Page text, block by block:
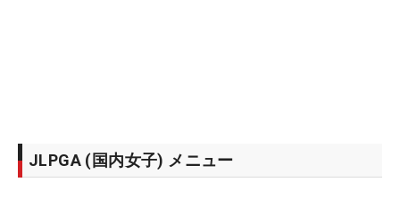
JLPGA (国内女子) メニュー